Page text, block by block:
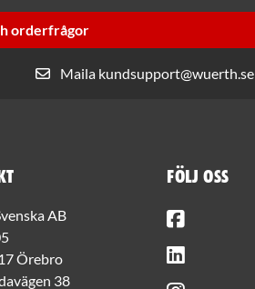
orderfrågor
Maila kundsupport@wuerth.se
AB
Örebro
38
Följ oss